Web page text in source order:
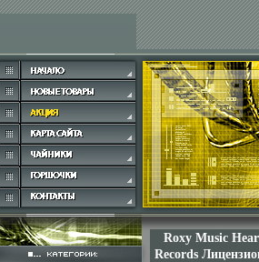
Roxy Music
Records